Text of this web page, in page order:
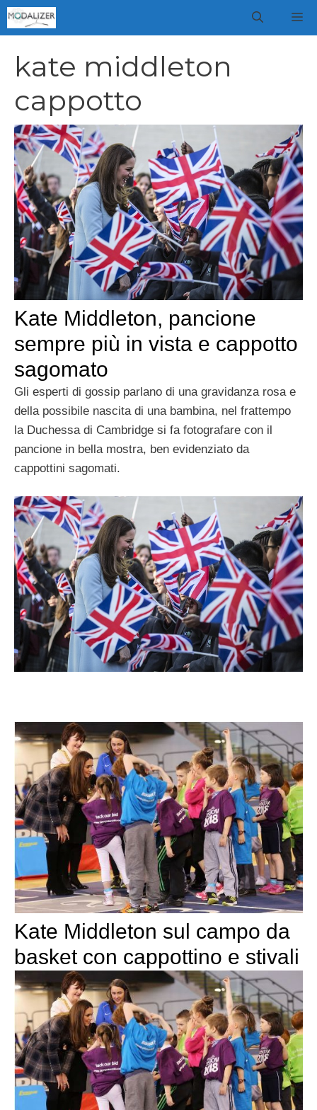
Vai
al
kate middleton
cappotto
Kate Middleton, pancione
sempre più in vista e cappotto
sagomato
Gli esperti di gossip parlano di una gravidanza rosa e
della possibile nascita di una bambina, nel frattempo
la Duchessa di Cambridge si fa fotografare con il
pancione in bella mostra, ben evidenziato da
cappottini sagomati.
Kate Middleton sul campo da
basket con cappottino e stivali